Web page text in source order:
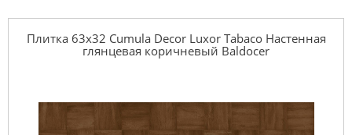
Плитка 63x32 Cumula Decor Luxor Tabaco Настенная
глянцевая коричневый Baldocer